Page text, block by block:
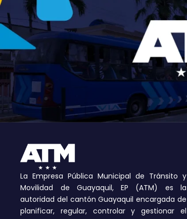
La Empresa Pública Municipal de Tránsito y
Movilidad de Guayaquil, EP (ATM) es la
autoridad del cantón Guayaquil encargada de
planificar, regular, controlar y gestionar el